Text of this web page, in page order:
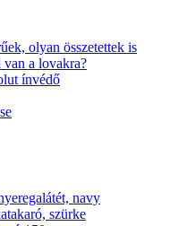
olyan összetettek is
van a lovakra?
ínvédő
navy
szürke